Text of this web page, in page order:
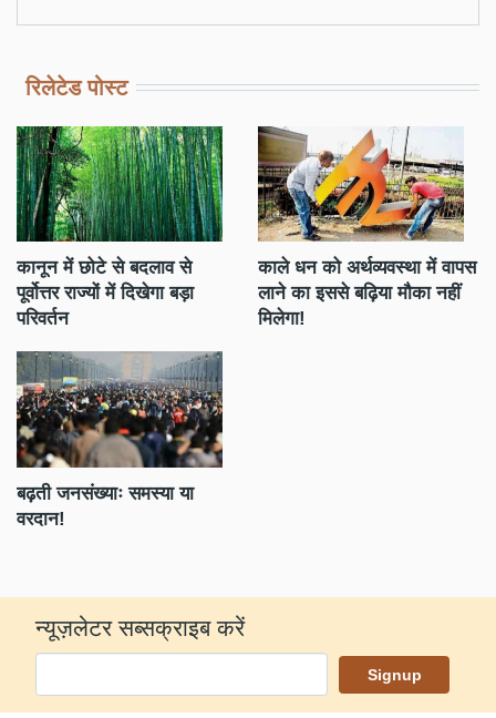
रिलेटेड पोस्ट
कानून में छोटे से बदलाव से
पूर्वोत्तर राज्यों में दिखेगा बड़ा
परिवर्तन
काले धन को अर्थव्यवस्था में वापस
लाने का इससे बढ़िया मौका नहीं
मिलेगा!
बढ़ती जनसंख्याः समस्या या
वरदान!
न्यूज़लेटर सब्सक्राइब करें